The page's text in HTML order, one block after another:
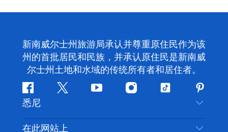
新南威尔士州旅游局承认并尊重原住民作为该
州的首批居民和民族，并承认原住民是新南威
尔士州土地和水域的传统所有者和居住者。
Facebook叽
喳
YouTubeInstagram
抖
悉尼
联系我们
在此网站上